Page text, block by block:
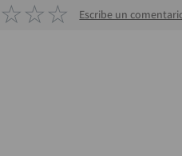
☆☆☆ Escribe un